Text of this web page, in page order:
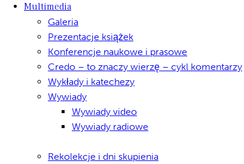
Multimedia
Galeria
Prezentacje książek
Konferencje naukowe i prasowe
Credo – to znaczy wierzę – cykl komentarzy
Wykłady i katechezy
Wywiady
Wywiady video
Wywiady radiowe
Rekolekcje i dni skupienia